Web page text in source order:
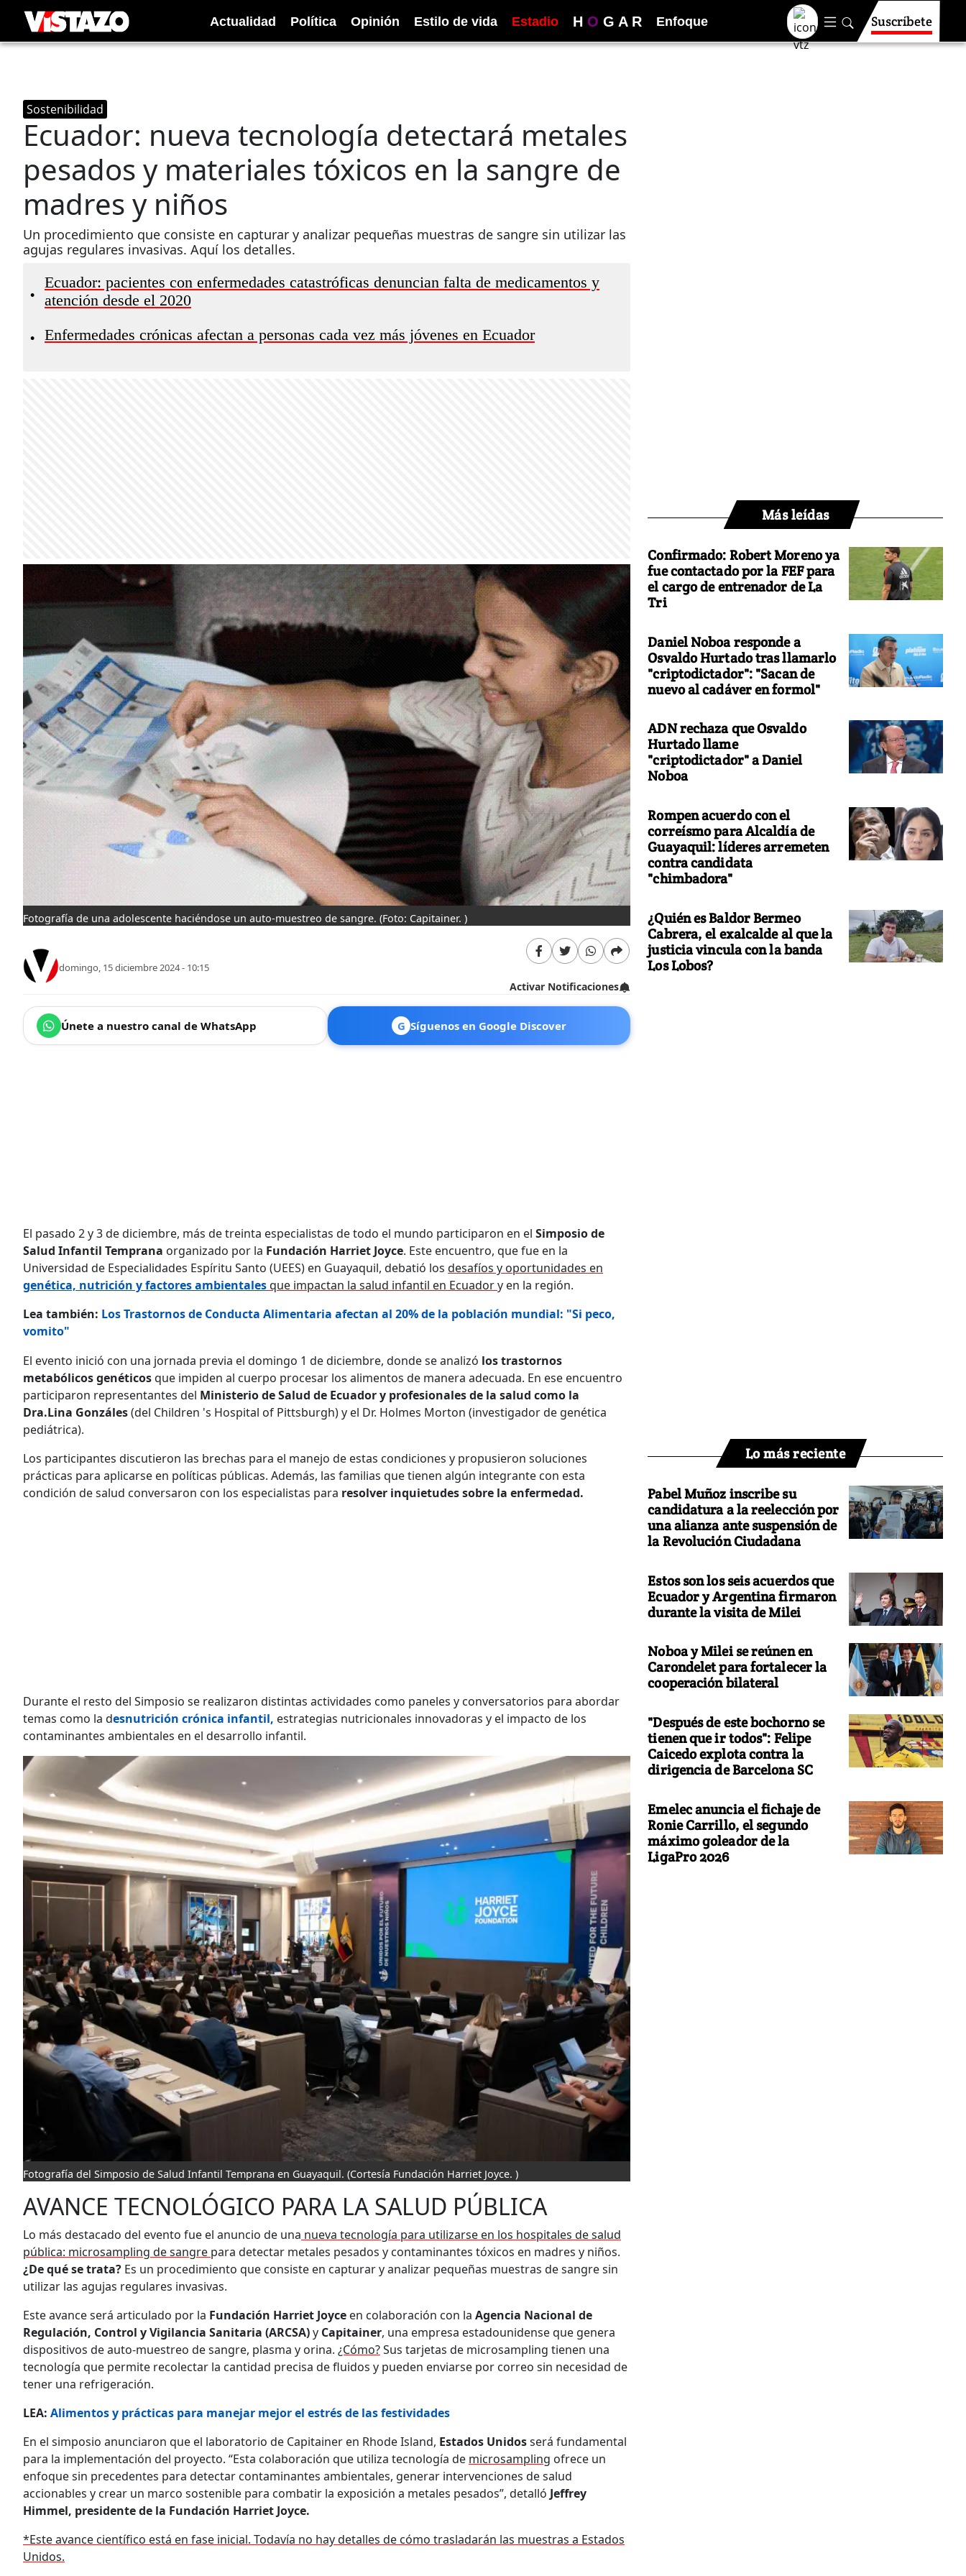
Actualidad Política Opinión Estilo de vida Estadio H O G A R Enfoque Suscríbete
Sostenibilidad
Ecuador: nueva tecnología detectará metales
pesados y materiales tóxicos en la sangre de
madres y niños
Un procedimiento que consiste en capturar y analizar pequeñas muestras de sangre sin utilizar las
agujas regulares invasivas. Aquí los detalles.
•
Ecuador: pacientes con enfermedades catastróficas denuncian falta de medicamentos y
atención desde el 2020
• Enfermedades crónicas afectan a personas cada vez más jóvenes en Ecuador
Fotografía de una adolescente haciéndose un auto-muestreo de sangre. (Foto: Capitainer. )
domingo, 15 diciembre 2024 - 10:15
Activar Notificaciones
Únete a nuestro canal de WhatsApp G Síguenos en Google Discover
El pasado 2 y 3 de diciembre, más de treinta especialistas de todo el mundo participaron en el Simposio de
Salud Infantil Temprana organizado por la Fundación Harriet Joyce. Este encuentro, que fue en la
Universidad de Especialidades Espíritu Santo (UEES) en Guayaquil, debatió los desafíos y oportunidades en
genética, nutrición y factores ambientalesque impactan la salud infantil en Ecuadory en la región.
Lea también: Los Trastornos de Conducta Alimentaria afectan al 20% de la población mundial: "Si peco,
vomito"
El evento inició con una jornada previa el domingo 1 de diciembre, donde se analizó los trastornos
metabólicos genéticosque impiden al cuerpo procesar los alimentos de manera adecuada. En ese encuentro
participaron representantes del Ministerio de Salud de Ecuador y profesionales de la salud como la
Dra.Lina Gonzáles(del Children 's Hospital of Pittsburgh) y el Dr. Holmes Morton (investigador de genética
pediátrica).
Los participantes discutieron las brechas para el manejo de estas condiciones y propusieron soluciones
prácticas para aplicarse en políticas públicas. Además, las familias que tienen algún integrante con esta
condición de salud conversaron con los especialistas para resolver inquietudes sobre la enfermedad.
Durante el resto del Simposio se realizaron distintas actividades como paneles y conversatorios para abordar
temas como la desnutrición crónica infantil, estrategias nutricionales innovadoras y el impacto de los
contaminantes ambientales en el desarrollo infantil.
Fotografía del Simposio de Salud Infantil Temprana en Guayaquil. (Cortesía Fundación Harriet Joyce. )
AVANCE TECNOLÓGICO PARA LA SALUD PÚBLICA
Lo más destacado del evento fue el anuncio de una nueva tecnología para utilizarse en los hospitales de salud
pública: microsampling de sangre para detectar metales pesados y contaminantes tóxicos en madres y niños.
¿De qué se trata? Es un procedimiento que consiste en capturar y analizar pequeñas muestras de sangre sin
utilizar las agujas regulares invasivas.
Este avance será articulado por la Fundación Harriet Joyce en colaboración con la Agencia Nacional de
Regulación, Control y Vigilancia Sanitaria (ARCSA)y Capitainer, una empresa estadounidense que genera
dispositivos de auto-muestreo de sangre, plasma y orina. ¿Cómo?Sus tarjetas de microsampling tienen una
tecnología que permite recolectar la cantidad precisa de fluidos y pueden enviarse por correo sin necesidad de
tener una refrigeración.
LEA: Alimentos y prácticas para manejar mejor el estrés de las festividades
En el simposio anunciaron que el laboratorio de Capitainer en Rhode Island, Estados Unidosserá fundamental
para la implementación del proyecto. “Esta colaboración que utiliza tecnología de microsampling ofrece un
enfoque sin precedentes para detectar contaminantes ambientales, generar intervenciones de salud
accionables y crear un marco sostenible para combatir la exposición a metales pesados”, detalló Jeffrey
Himmel, presidente de la Fundación Harriet Joyce.
*Este avance científico está en fase inicial. Todavía no hay detalles de cómo trasladarán las muestras a Estados
Unidos.
Más leídas
Confirmado: Robert Moreno ya
fue contactado por la FEF para
el cargo de entrenador de La
Tri
Daniel Noboa responde a
Osvaldo Hurtado tras llamarlo
"criptodictador": "Sacan de
nuevo al cadáver en formol"
ADN rechaza que Osvaldo
Hurtado llame
"criptodictador" a Daniel
Noboa
Rompen acuerdo con el
correísmo para Alcaldía de
Guayaquil: líderes arremeten
contra candidata
"chimbadora"
¿Quién es Baldor Bermeo
Cabrera, el exalcalde al que la
justicia vincula con la banda
Los Lobos?
Lo más reciente
Pabel Muñoz inscribe su
candidatura a la reelección por
una alianza ante suspensión de
la Revolución Ciudadana
Estos son los seis acuerdos que
Ecuador y Argentina firmaron
durante la visita de Milei
Noboa y Milei se reúnen en
Carondelet para fortalecer la
cooperación bilateral
"Después de este bochorno se
tienen que ir todos": Felipe
Caicedo explota contra la
dirigencia de Barcelona SC
Emelec anuncia el fichaje de
Ronie Carrillo, el segundo
máximo goleador de la
LigaPro 2026